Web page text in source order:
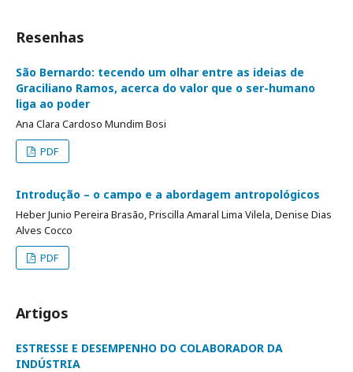
Resenhas
São Bernardo: tecendo um olhar entre as ideias de
Graciliano Ramos, acerca do valor que o ser-humano
liga ao poder
Ana Clara Cardoso Mundim Bosi
PDF
Introdução – o campo e a abordagem antropológicos
Heber Junio Pereira Brasão, Priscilla Amaral Lima Vilela, Denise Dias
Alves Cocco
PDF
Artigos
ESTRESSE E DESEMPENHO DO COLABORADOR DA
INDÚSTRIA